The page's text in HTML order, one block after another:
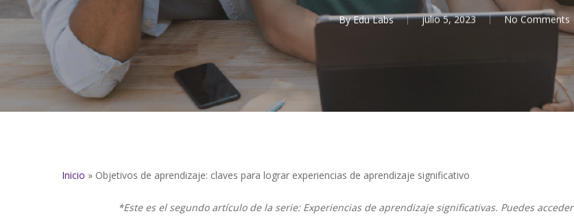
By Edu Labs julio 5, 2023 No Comments
Inicio » Objetivos de aprendizaje: claves para lograr experiencias de aprendizaje significativo
*Este es el segundo artículo de la serie: Experiencias de aprendizaje significativas. Puedes